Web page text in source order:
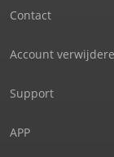
Contact
Account
Support
APP